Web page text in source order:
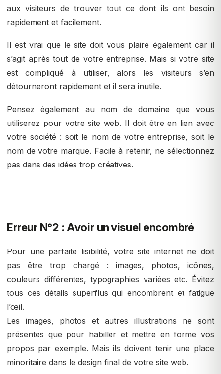
aux visiteurs de trouver tout ce dont ils ont besoin
rapidement et facilement.
Il est vrai que le site doit vous plaire également car il
s’agit après tout de votre entreprise. Mais si votre site
est compliqué à utiliser, alors les visiteurs s’en
détourneront rapidement et il sera inutile.
Pensez également au nom de domaine que vous
utiliserez pour votre site web. Il doit être en lien avec
votre société : soit le nom de votre entreprise, soit le
nom de votre marque. Facile à retenir, ne sélectionnez
pas dans des idées trop créatives.
Erreur N°2 : Avoir un visuel encombré
Pour une parfaite lisibilité, votre site internet ne doit
pas être trop chargé : images, photos, icônes,
couleurs différentes, typographies variées etc. Évitez
tous ces détails superflus qui encombrent et fatigue
l’œil.
Les images, photos et autres illustrations ne sont
présentes que pour habiller et mettre en forme vos
propos par exemple. Mais ils doivent tenir une place
minoritaire dans le design final de votre site web.